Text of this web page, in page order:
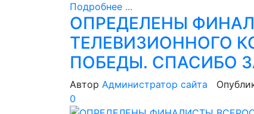
Подробнее ...
ОПРЕДЕЛЕНЫ
ТЕЛЕВИЗИОННОГО
ПОБЕДЫ. СПАСИБО
Автор Администратор сайта
0